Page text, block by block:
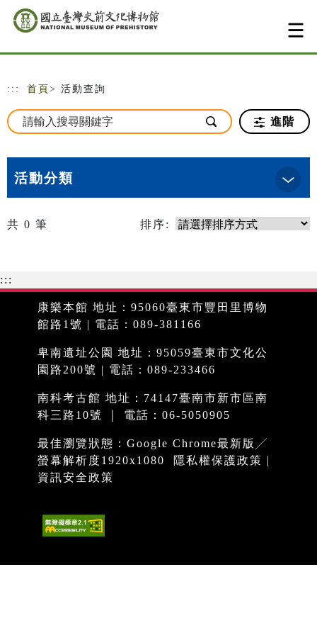
跳到主要內容
網站導覽
::: 首頁 > 活動查詢
進階
活動分類
共 0 筆 排序:
:::
康樂本館 地址：95060臺東市豐田里博物
館路1號 | 電話：089-381166
卑南遺址公園 地址：95059臺東市文化公
園路200號 | 電話：089-233466
南科考古館 地址：74147臺南市新市區南
科三路10號 ｜ 電話：06-5050905
最佳瀏覽狀態：Google Chrome最新版╱
螢幕解析度1920x1080
隱私權保護政策 |
資訊安全政策